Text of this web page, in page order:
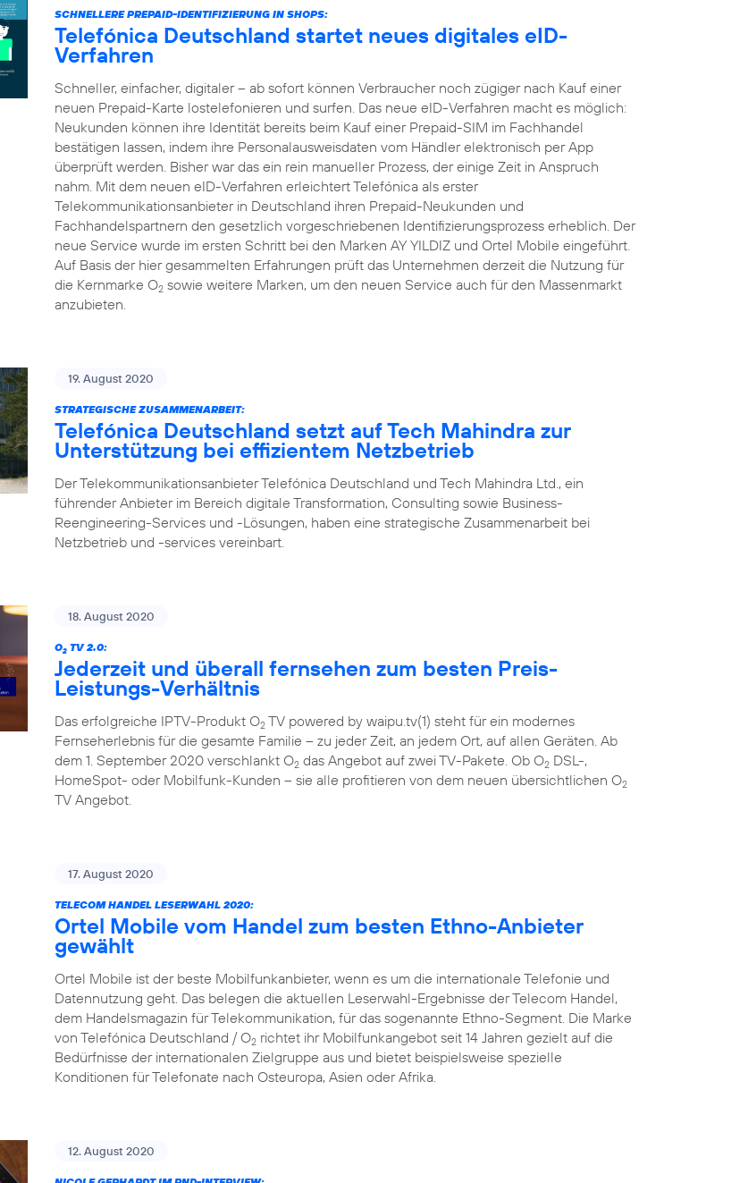
SCHNELLERE PREPAID-IDENTIFIZIERUNG IN SHOPS:
Telefónica Deutschland startet neues digitales eID-
Verfahren
Schneller, einfacher, digitaler – ab sofort können Verbraucher noch zügiger nach Kauf einer
neuen Prepaid-Karte lostelefonieren und surfen. Das neue eID-Verfahren macht es möglich:
Neukunden können ihre Identität bereits beim Kauf einer Prepaid-SIM im Fachhandel
bestätigen lassen, indem ihre Personalausweisdaten vom Händler elektronisch per App
überprüft werden. Bisher war das ein rein manueller Prozess, der einige Zeit in Anspruch
nahm. Mit dem neuen eID-Verfahren erleichtert Telefónica als erster
Telekommunikationsanbieter in Deutschland ihren Prepaid-Neukunden und
Fachhandelspartnern den gesetzlich vorgeschriebenen Identifizierungsprozess erheblich. Der
neue Service wurde im ersten Schritt bei den Marken AY YILDIZ und Ortel Mobile eingeführt.
Auf Basis der hier gesammelten Erfahrungen prüft das Unternehmen derzeit die Nutzung für
die Kernmarke O2 sowie weitere Marken, um den neuen Service auch für den Massenmarkt
anzubieten.
19. August 2020
STRATEGISCHE ZUSAMMENARBEIT:
Telefónica Deutschland setzt auf Tech Mahindra zur
Unterstützung bei effizientem Netzbetrieb
Der Telekommunikationsanbieter Telefónica Deutschland und Tech Mahindra Ltd., ein
führender Anbieter im Bereich digitale Transformation, Consulting sowie Business-
Reengineering-Services und -Lösungen, haben eine strategische Zusammenarbeit bei
Netzbetrieb und -services vereinbart.
18. August 2020
O2 TV 2.0:
Jederzeit und überall fernsehen zum besten Preis-
Leistungs-Verhältnis
Das erfolgreiche IPTV-Produkt O2 TV powered by waipu.tv(1) steht für ein modernes
Fernseherlebnis für die gesamte Familie – zu jeder Zeit, an jedem Ort, auf allen Geräten. Ab
dem 1. September 2020 verschlankt O2 das Angebot auf zwei TV-Pakete. Ob O2 DSL-,
HomeSpot- oder Mobilfunk-Kunden – sie alle profitieren von dem neuen übersichtlichen O2
TV Angebot.
17. August 2020
TELECOM HANDEL LESERWAHL 2020:
Ortel Mobile vom Handel zum besten Ethno-Anbieter
gewählt
Ortel Mobile ist der beste Mobilfunkanbieter, wenn es um die internationale Telefonie und
Datennutzung geht. Das belegen die aktuellen Leserwahl-Ergebnisse der Telecom Handel,
dem Handelsmagazin für Telekommunikation, für das sogenannte Ethno-Segment. Die Marke
von Telefónica Deutschland / O2 richtet ihr Mobilfunkangebot seit 14 Jahren gezielt auf die
Bedürfnisse der internationalen Zielgruppe aus und bietet beispielsweise spezielle
Konditionen für Telefonate nach Osteuropa, Asien oder Afrika.
12. August 2020